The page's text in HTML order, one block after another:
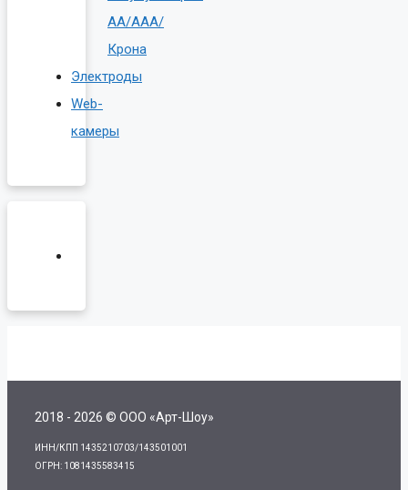
AA/AAA/
Крона
Электроды
Web-
камеры
2018 - 2026 © ООО «Арт-Шоу»
ИНН/КПП 1435210703/143501001
ОГРН: 1081435583415